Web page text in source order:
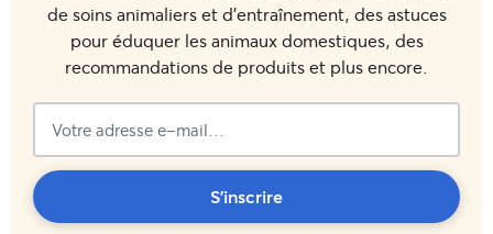
de soins animaliers et d'entraînement, des astuces
pour éduquer les animaux domestiques, des
recommandations de produits et plus encore.
S'inscrire
Vous